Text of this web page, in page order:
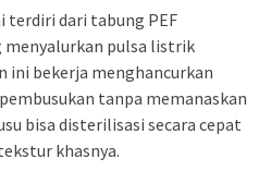
terdiri dari tabung PEF
menyalurkan pulsa listrik
ini bekerja menghancurkan
tanpa memanaskan
bisa disterilisasi secara cepat
khasnya.